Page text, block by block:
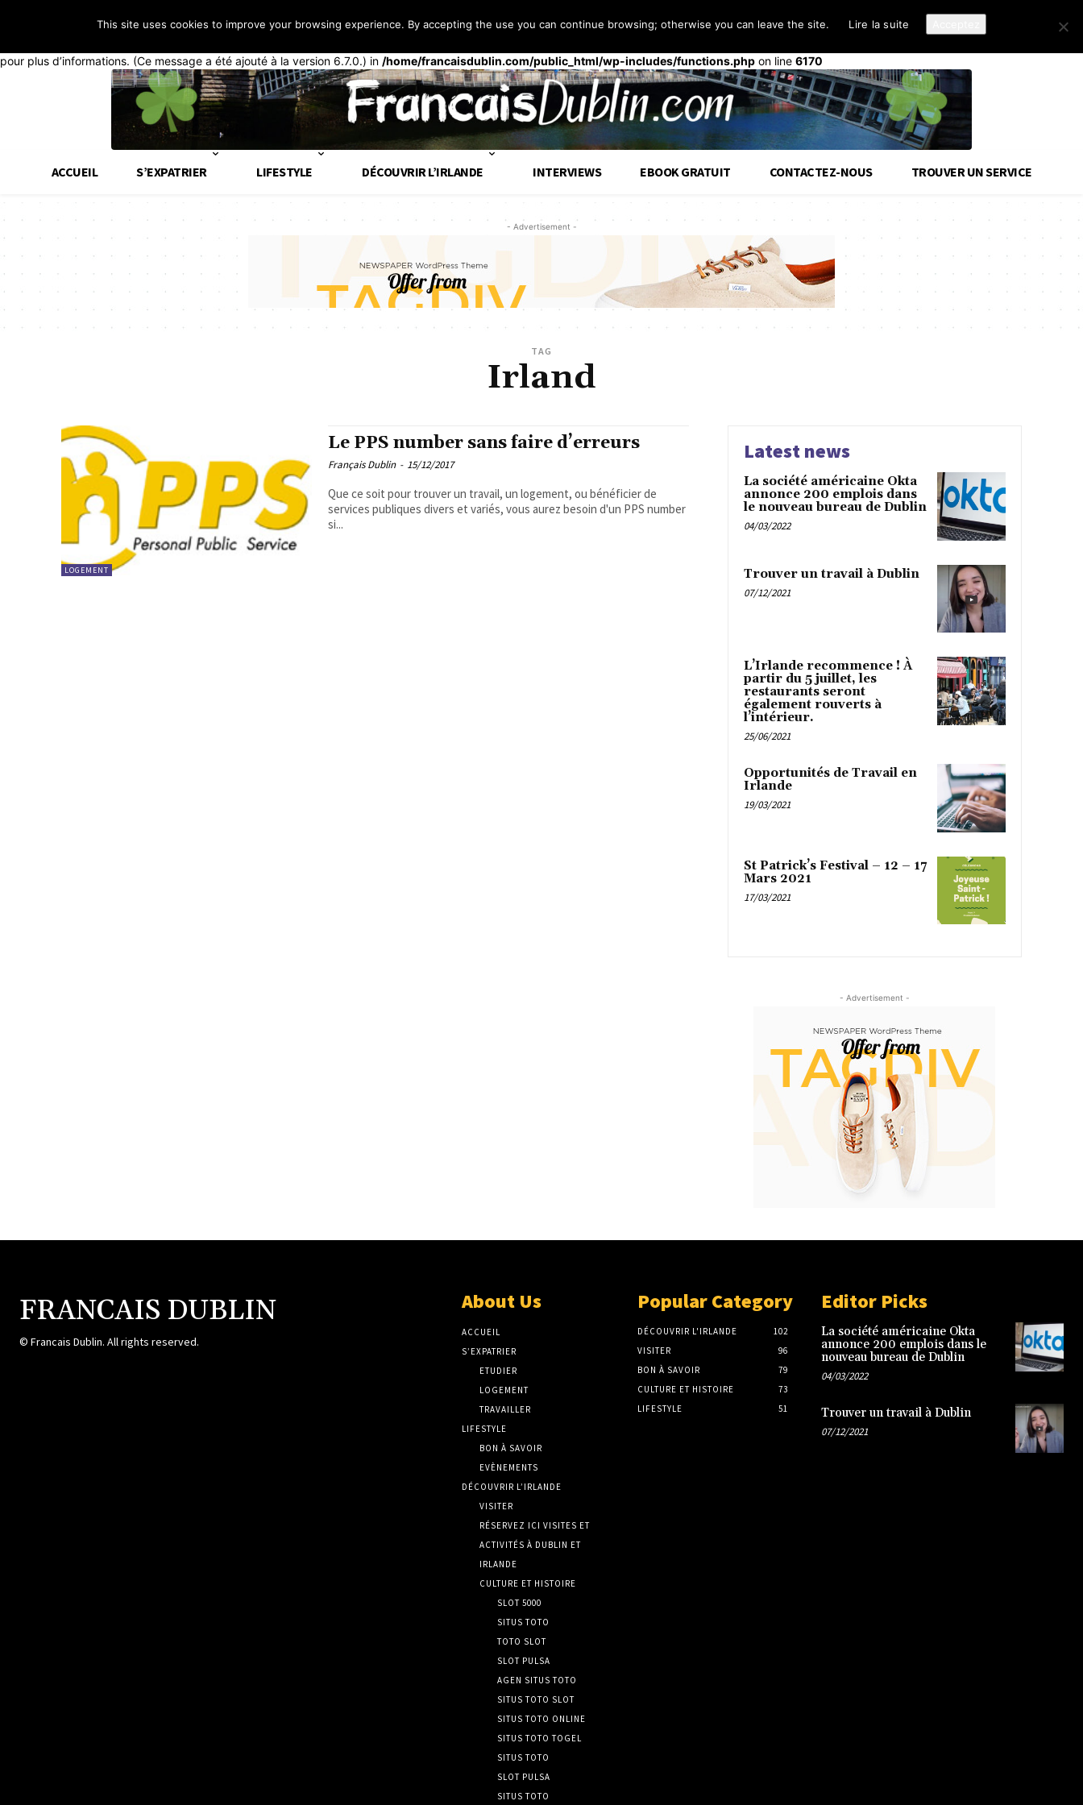
: La fonction _load_textdomain_just_in_time a été appelée de façonincorrecte. Le chargement de la traduction pour le domaine td-cloud-library a été déclenché trop tôt. Cela indique
pour plus d’informations. (Ce message a été ajouté à la version 6.7.0.) in /home/francaisdublin.com/public_html/wp-includes/functions.php on line 6170
ACCUEIL S’EXPATRIER LIFESTYLE DÉCOUVRIR L’IRLANDE INTERVIEWS EBOOK GRATUIT CONTACTEZ-NOUS TROUVER UN SERVICE
- Advertisement -
TAG
Irland
LOGEMENT
Le PPS number sans faire d’erreurs
Français Dublin - 15/12/2017
Que ce soit pour trouver un travail, un logement, ou bénéficier de
services publiques divers et variés, vous aurez besoin d'un PPS number
si...
Latest news
La société américaine Okta
annonce 200 emplois dans
le nouveau bureau de Dublin
04/03/2022
Trouver un travail à Dublin
07/12/2021
L’Irlande recommence ! À
partir du 5 juillet, les
restaurants seront
également rouverts à
l’intérieur.
25/06/2021
Opportunités de Travail en
Irlande
19/03/2021
St Patrick’s Festival – 12 – 17
Mars 2021
17/03/2021
- Advertisement -
FRANCAIS DUBLIN
© Francais Dublin. All rights reserved.
About Us
ACCUEIL
S’EXPATRIER
ETUDIER
LOGEMENT
TRAVAILLER
LIFESTYLE
BON À SAVOIR
EVÈNEMENTS
DÉCOUVRIR L’IRLANDE
VISITER
RÉSERVEZ ICI VISITES ET
ACTIVITÉS À DUBLIN ET
IRLANDE
CULTURE ET HISTOIRE
SLOT 5000
SITUS TOTO
TOTO SLOT
SLOT PULSA
AGEN SITUS TOTO
SITUS TOTO SLOT
SITUS TOTO ONLINE
SITUS TOTO TOGEL
SITUS TOTO
SLOT PULSA
SITUS TOTO
Popular Category
DÉCOUVRIR L'IRLANDE
102
VISITER
96
BON À SAVOIR
79
CULTURE ET HISTOIRE
73
LIFESTYLE
51
Editor Picks
La société américaine Okta
annonce 200 emplois dans le
nouveau bureau de Dublin
04/03/2022
Trouver un travail à Dublin
07/12/2021
This site uses cookies to improve your browsing experience. By accepting the use you can continue browsing; otherwise you can leave the site. Lire la suite